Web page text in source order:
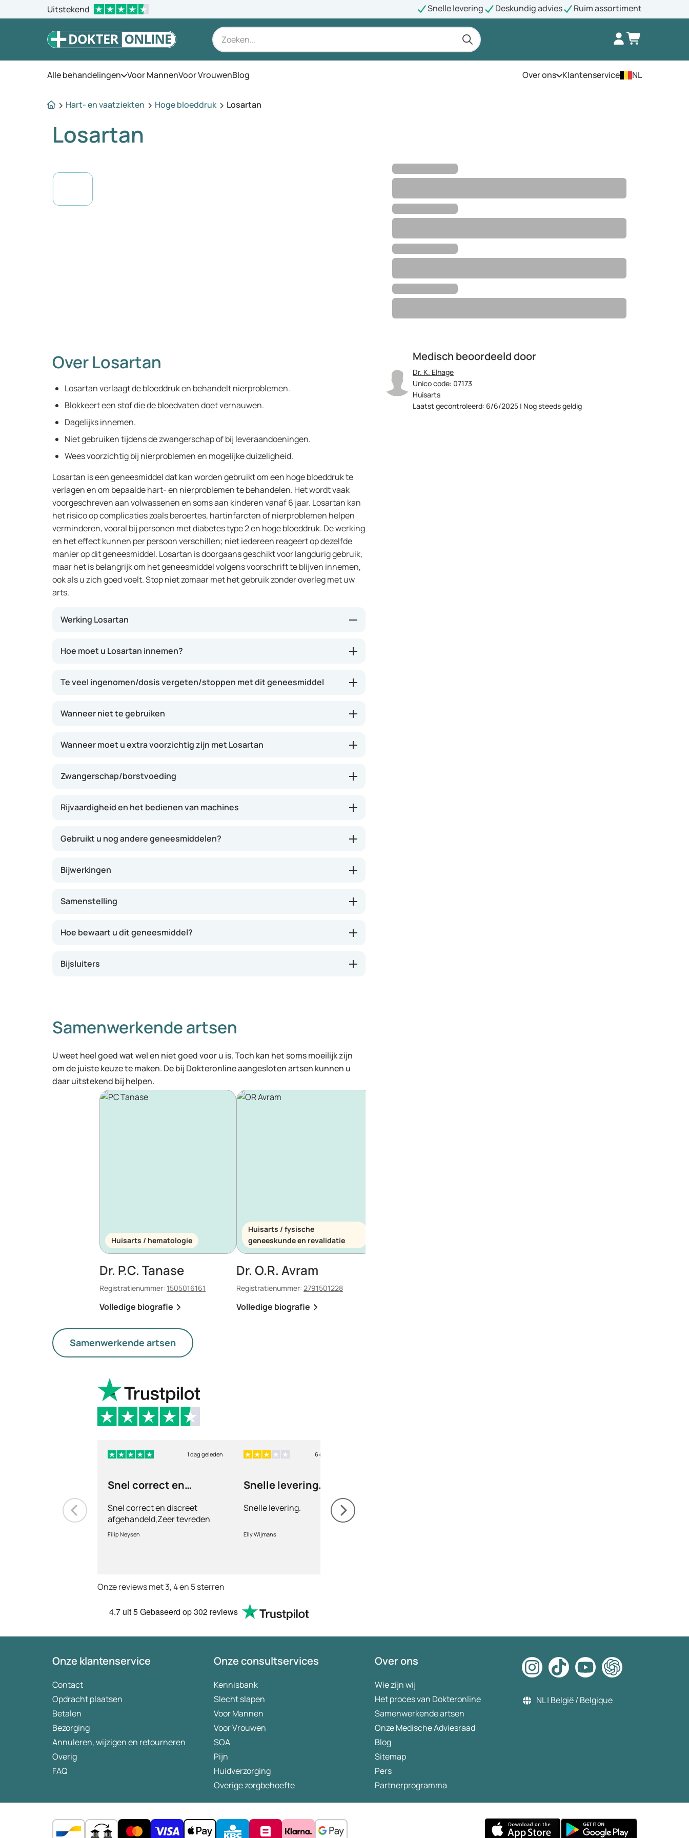
Uitstekend Snelle levering Deskundig advies Ruim assortiment
Alle behandelingen Open het menu
Voor MannenVoor VrouwenBlog Over onsOpen het menu
Klantenservice NL
Hart- en vaatziekten Hoge bloeddruk Losartan
Losartan
Medisch beoordeeld door
Dr. K. Elhage
Unico code: 07173
Huisarts
Laatst gecontroleerd: 6/6/2025 | Nog steeds geldig
Over Losartan
Losartan verlaagt de bloeddruk en behandelt nierproblemen.
Blokkeert een stof die de bloedvaten doet vernauwen.
Dagelijks innemen.
Niet gebruiken tijdens de zwangerschap of bij leveraandoeningen.
Wees voorzichtig bij nierproblemen en mogelijke duizeligheid.
Losartan is een geneesmiddel dat kan worden gebruikt om een hoge bloeddruk te
verlagen en om bepaalde hart- en nierproblemen te behandelen. Het wordt vaak
voorgeschreven aan volwassenen en soms aan kinderen vanaf 6 jaar. Losartan kan
het risico op complicaties zoals beroertes, hartinfarcten of nierproblemen helpen
verminderen, vooral bij personen met diabetes type 2 en hoge bloeddruk. De werking
en het effect kunnen per persoon verschillen; niet iedereen reageert op dezelfde
manier op dit geneesmiddel. Losartan is doorgaans geschikt voor langdurig gebruik,
maar het is belangrijk om het geneesmiddel volgens voorschrift te blijven innemen,
ook als u zich goed voelt. Stop niet zomaar met het gebruik zonder overleg met uw
arts.
Werking Losartan
betekent dat het de werking van een stof in het lichaam blokkeert die de
waardoor de bloeddruk kan dalen. Dit kan het hart minder zwaar belasten en de
worden gebruikt om nierproblemen bij personen met diabetes type 2 te
vertragen. Het effect is meestal na enkele weken merkbaar.
Hoe moet u Losartan innemen?
Te veel ingenomen/dosis vergeten/stoppen met dit geneesmiddel
Wanneer niet te gebruiken
Wanneer moet u extra voorzichtig zijn met Losartan
Zwangerschap/borstvoeding
Rijvaardigheid en het bedienen van machines
Gebruikt u nog andere geneesmiddelen?
Bijwerkingen
Samenstelling
Hoe bewaart u dit geneesmiddel?
Bijsluiters
Samenwerkende artsen
U weet heel goed wat wel en niet goed voor u is. Toch kan het soms moeilijk zijn
om de juiste keuze te maken. De bij Dokteronline aangesloten artsen kunnen u
daar uitstekend bij helpen.
Huisarts / hematologie
Dr. P.C. Tanase
Registratienummer: 1505016161
Volledige biografie
Huisarts / fysische
geneeskunde en revalidatie
Dr. O.R. Avram
Registratienummer: 2791501228
Volledige biografie
Samenwerkende artsen
1 dag geleden
Snel correct en
Snel correct en discreet
afgehandeld,Zeer tevreden
met de service en patiënt
vriendelijkheid.Vermoedelijk
Filip Neysen
6 dagen geleden
Snelle levering.
Snelle levering.
Elly Wijmans
Onze reviews met 3, 4 en 5 sterren
4.7uit 5Gebaseerd op302 reviews
Onze klantenservice
Contact
Opdracht plaatsen
Betalen
Bezorging
Annuleren, wijzigen en retourneren
Overig
FAQ
Onze consultservices
Kennisbank
Slecht slapen
Voor Mannen
Voor Vrouwen
SOA
Pijn
Huidverzorging
Overige zorgbehoefte
Over ons
Wie zijn wij
Het proces van Dokteronline
Samenwerkende artsen
Onze Medische Adviesraad
Blog
Sitemap
Pers
Partnerprogramma
NL | België / Belgique